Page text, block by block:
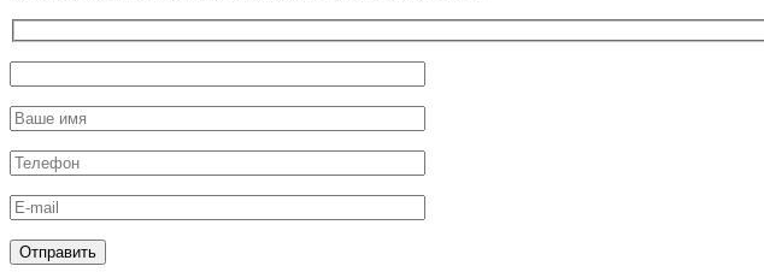
Оставьте это поле пустым.